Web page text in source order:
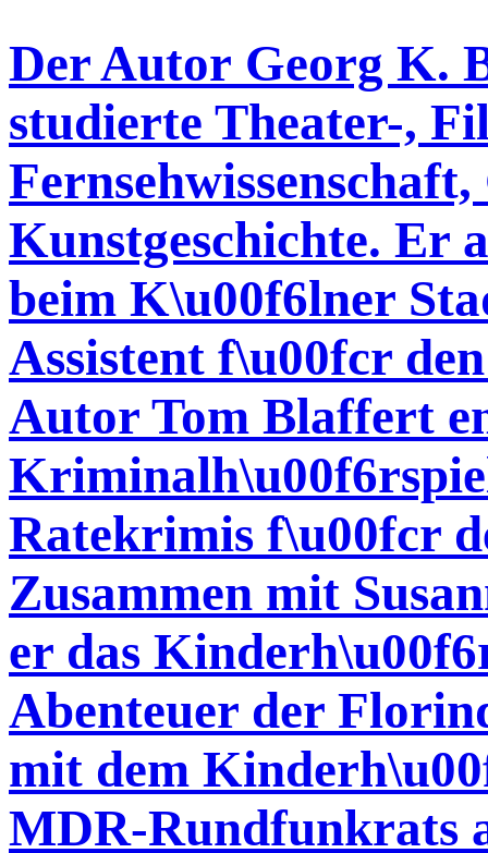
Der Autor Georg K.
studierte Theater-,
Kunstgeschichte. Er
beim K\u00f6lner
Assistent f\u00fcr
Autor Tom Blaffert
Ratekrimis f\u00fcr
Zusammen mit
er das
Abenteuer der
mit dem
MDR-Rundfunkrats